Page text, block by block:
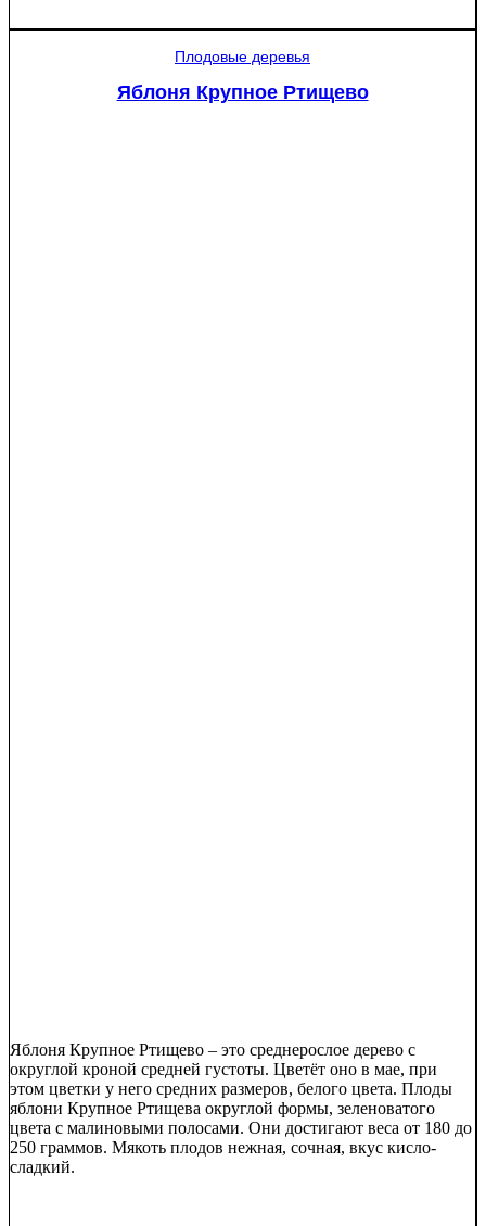
Плодовые деревья
Яблоня Крупное Ртищево
Яблоня Крупное Ртищево – это среднерослое дерево с
округлой кроной средней густоты. Цветёт оно в мае, при
этом цветки у него средних размеров, белого цвета. Плоды
яблони Крупное Ртищева округлой формы, зеленоватого
цвета с малиновыми полосами. Они достигают веса от 180 до
250 граммов. Мякоть плодов нежная, сочная, вкус кисло-
сладкий.